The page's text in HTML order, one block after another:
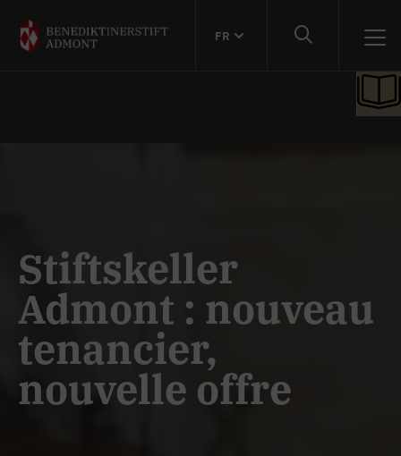
FR
Stiftskeller
Admont : nouveau
tenancier,
nouvelle offre